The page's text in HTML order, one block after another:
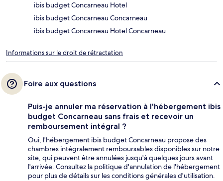
ibis budget Concarneau Hotel
ibis budget Concarneau Concarneau
ibis budget Concarneau Hotel Concarneau
Informations sur le droit de rétractation
Foire aux questions
Puis-je annuler ma réservation à l'hébergement ibis
budget Concarneau sans frais et recevoir un
remboursement intégral ?
Oui, l'hébergement ibis budget Concarneau propose des
chambres intégralement remboursables disponibles sur notre
site, qui peuvent être annulées jusqu'à quelques jours avant
l'arrivée. Consultez la politique d'annulation de l'hébergement
pour plus de détails sur les conditions générales d'utilisation.